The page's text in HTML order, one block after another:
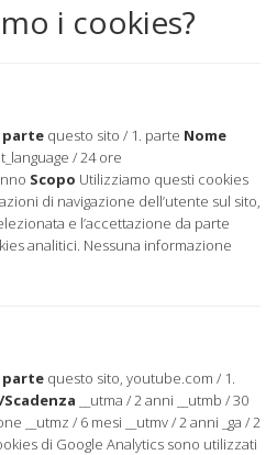
i cookies?
parte questo sito / 1. parte Nome
/ 24 ore
Scopo Utilizziamo questi cookies
di navigazione dell’utente sul sito,
e l’accettazione da parte
analitici. Nessuna informazione
parte questo sito, youtube.com / 1.
__utma / 2 anni __utmb / 30
__utmz / 6 mesi __utmv / 2 anni _ga / 2
di Google Analytics sono utilizzati